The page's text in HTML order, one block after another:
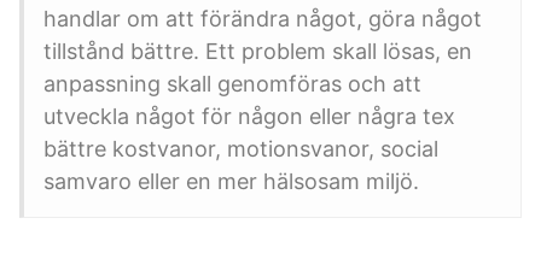
handlar om att förändra något, göra något
tillstånd bättre. Ett problem skall lösas, en
anpassning skall genomföras och att
utveckla något för någon eller några tex
bättre kostvanor, motionsvanor, social
samvaro eller en mer hälsosam miljö.